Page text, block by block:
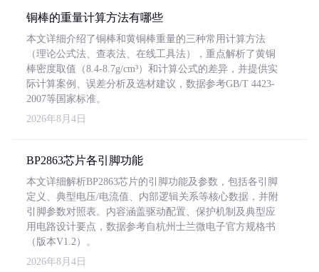
铜棒的重量计算方法有哪些
本文详细介绍了铜棒和黄铜棒重量的三种常用计算方法
（理论公式法、查表法、在线工具法），重点解析了黄铜
棒密度取值（8.4-8.7g/cm³）和计算公式的差异，并提供实
际计算案例、误差分析及选材建议，数据参考GB/T 4423-
2007等国家标准。
2026年8月4日
BP2863芯片各引脚功能
本文详细解析BP2863芯片的引脚功能及参数，包括各引脚
定义、典型电压/电流值、内部逻辑关系等核心数据，并附
引脚参数对照表。内容涵盖驱动配置、保护机制及典型应
用电路设计要点，数据参考自杭州士兰微电子官方规格书
（版本V1.2）。
2026年8月4日